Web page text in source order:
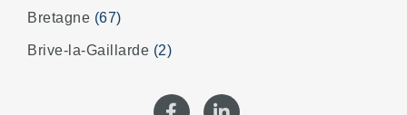
Bretagne (67)
Brive-la-Gaillarde (2)